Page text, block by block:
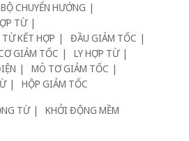
BỘ CHUYỂN HƯỚNG
TỪ
KẾT HỢP
ĐẦU GIẢM TỐC
GIẢM TỐC
LY HỢP TỪ
MÔ TƠ GIẢM TỐC
HỘP GIẢM TỐC
TỪ
KHỞI ĐỘNG MỀM